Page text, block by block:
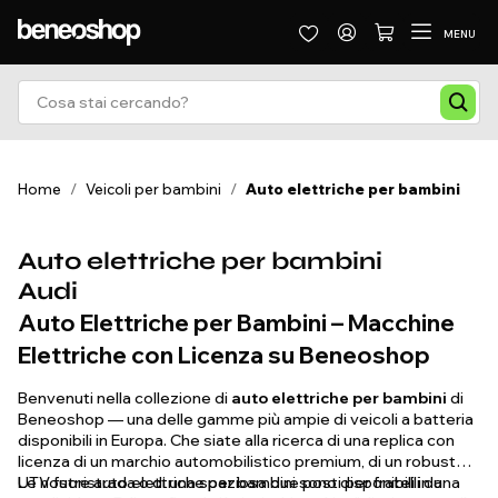
MENU
Home / Veicoli per bambini / Auto elettriche per bambini
Auto elettriche per bambini
Audi
Auto Elettriche per Bambini – Macchine
Elettriche con Licenza su Beneoshop
Benvenuti nella collezione di auto elettriche per bambini di
Beneoshop — una delle gamme più ampie di veicoli a batteria
disponibili in Europa. Che siate alla ricerca di una replica con
licenza di un marchio automobilistico premium, di un robusto
UTV fuoristrada o di una spaziosa due posti per fratelli da
Le nostre auto elettriche per bambini sono disponibili in una